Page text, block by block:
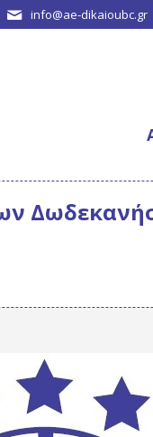
info@ae-dikaioubc.gr